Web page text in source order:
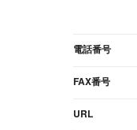
電話番号
FAX番号
URL